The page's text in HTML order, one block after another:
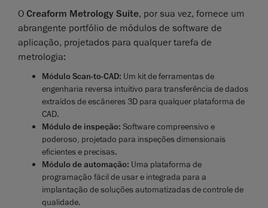
O Creaform Metrology Suite, por sua vez, fornece um
abrangente portfólio de módulos de software de
aplicação, projetados para qualquer tarefa de
metrologia:
Módulo Scan-to-CAD: Um kit de ferramentas de
engenharia reversa intuitivo para transferência de dados
extraídos de escâneres 3D para qualquer plataforma de
CAD.
Módulo de inspeção: Software compreensivo e
poderoso, projetado para inspeções dimensionais
eficientes e precisas.
Módulo de automação: Uma plataforma de
programação fácil de usar e integrada para a
implantação de soluções automatizadas de controle de
qualidade.